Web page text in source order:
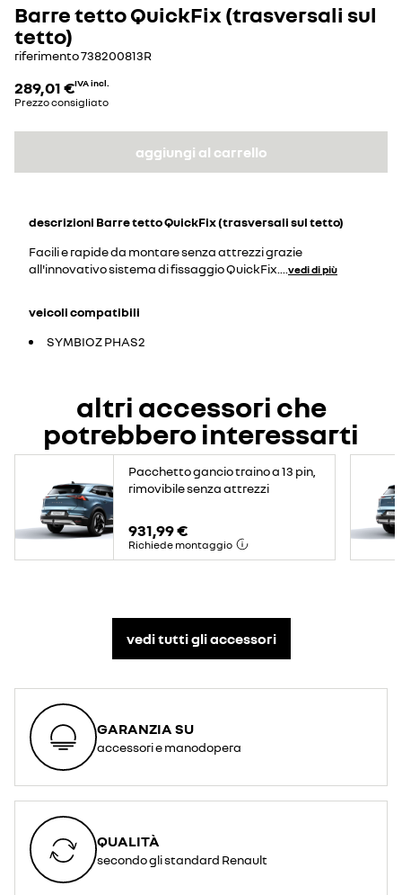
Barre tetto QuickFix (trasversali sul
tetto)
riferimento738200813R
289,01 €IVA incl.
Prezzo consigliato
aggiungi al carrello
descrizioni Barre tetto QuickFix (trasversali sul tetto)
Facili e rapide da montare senza attrezzi grazie
all'innovativo sistema di fissaggio QuickFix.
vedi di più
veicoli compatibili
SYMBIOZ PHAS2
altri accessori che
potrebbero interessarti
Pacchetto gancio traino a 13 pin,
rimovibile senza attrezzi
931,99 €
Richiede montaggio
vedi tutti gli accessori​
GARANZIA SU
accessori e manodopera
QUALITÀ
secondo gli standard Renault